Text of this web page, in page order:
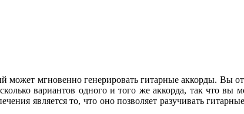
может мгновенно генерировать гитарные аккорды. Вы
вариантов одного и того же аккорда, так что вы
является то, что оно позволяет разучивать